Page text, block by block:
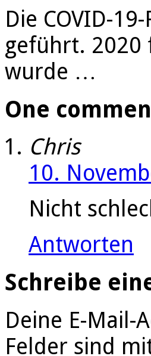
Die COVID-
geführt. 2020
wurde …
One
Chris
10.
Nicht
Antworten
Schreibe
Deine E-
Felder sind